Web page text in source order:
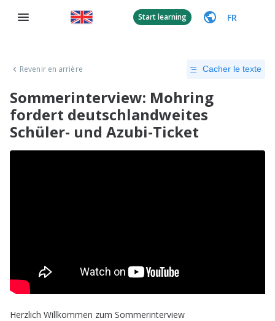
Start learning FR
Revenir en arrière Cacher le texte
Sommerinterview: Mohring
fordert deutschlandweites
Schüler- und Azubi-Ticket
Herzlich Willkommen zum Sommerinterview